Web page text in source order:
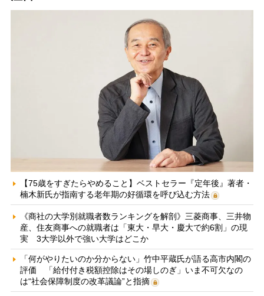
【75歳をすぎたらやめること】ベストセラー『定年後』著者・
楠木新氏が指南する老年期の好循環を呼び込む方法
《商社の大学別就職者数ランキングを解剖》三菱商事、三井物
産、住友商事への就職者は「東大・早大・慶大で約6割」の現
実 3大学以外で強い大学はどこか
「何がやりたいのか分からない」竹中平蔵氏が語る高市内閣の
評価 「給付付き税額控除はその場しのぎ」いま不可欠なの
は“社会保障制度の改革議論”と指摘